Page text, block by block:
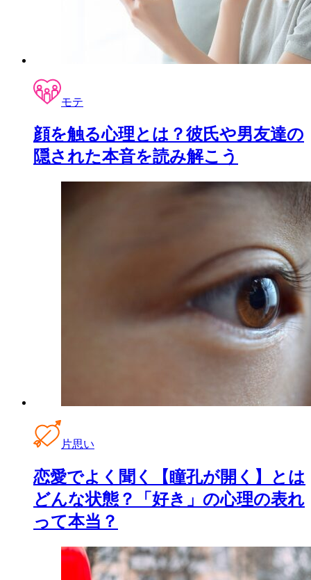
モテ
顔を触る心理とは？彼氏や男友達の
隠された本音を読み解こう
片思い
恋愛でよく聞く【瞳孔が開く】とは
どんな状態？「好き」の心理の表れ
って本当？